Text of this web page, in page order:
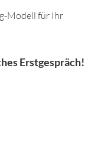
Modell für Ihr
Erstgespräch!